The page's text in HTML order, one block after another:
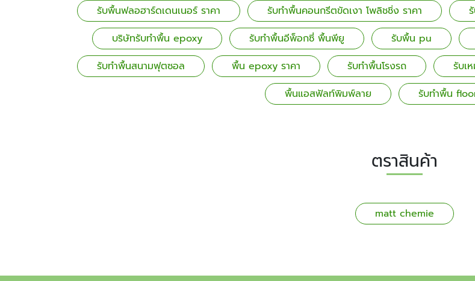
รับพื้นฟลอฮาร์ดเดนเนอร์ ราคา
รับทำพื้นคอนกรีตขัดเงา โพลิชชิ่ง ราคา
บริษัทรับทำพื้น epoxy
รับทำพื้นอีพ็อกซี่ พื้นพียู รับพื้น pu
รับทำพื้นสนามฟุตซอล
พื้น epoxy ราคา รับทำพื้นโรงรถ รับเ
พื้นแอสฟัลท์พิมพ์ลาย
รับทำพื้น
ตราสินค้า
matt chemie